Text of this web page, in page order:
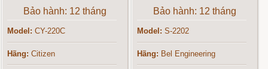
Bảo hành: 12 tháng
Model: CY-220C
Hãng: Citizen
Bảo hành: 12 tháng
Model: S-2202
Hãng: Bel Engineering